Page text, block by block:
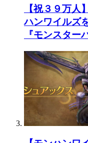
【祝３９万人
ハンワイルズ
『モンスター